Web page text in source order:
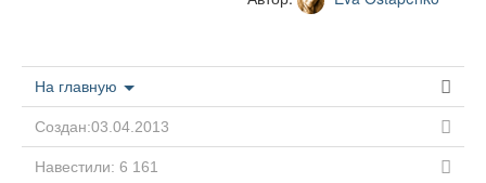
На главную
Создан:03.04.2013
Навестили: 6 161